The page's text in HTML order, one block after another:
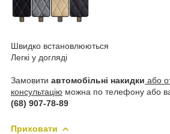
Швидко встановлюються
Легкі у догляді
Замовити автомобільні накидки або
консультацію можна по телефону або
(68) 907-78-89
Приховати